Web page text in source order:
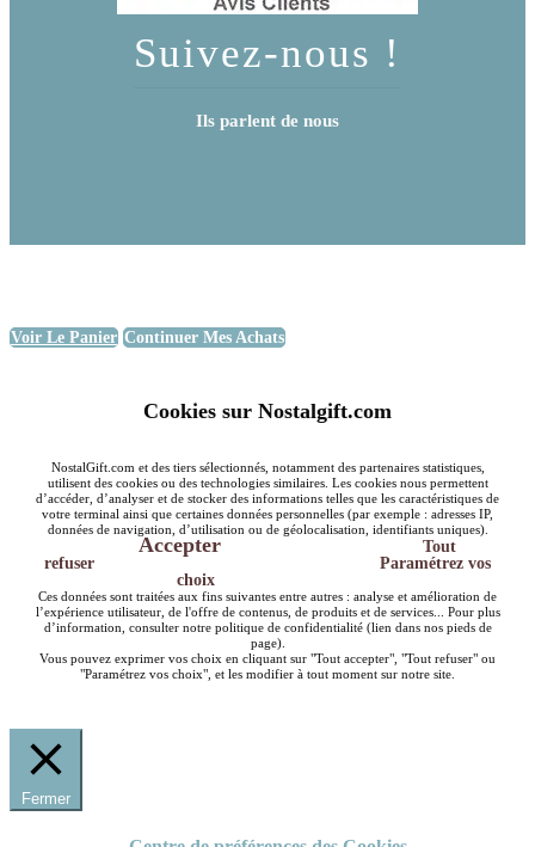
Suivez-nous !
Ils parlent de nous
Voir Le Panier Continuer Mes Achats
Cookies sur Nostalgift.com
NostalGift.com et des tiers sélectionnés, notamment des partenaires statistiques,
utilisent des cookies ou des technologies similaires. Les cookies nous permettent
d’accéder, d’analyser et de stocker des informations telles que les caractéristiques de
votre terminal ainsi que certaines données personnelles (par exemple : adresses IP,
données de navigation, d’utilisation ou de géolocalisation, identifiants uniques).
Accepter
Tout
refuser
Paramétrez vos
choix
Ces données sont traitées aux fins suivantes entre autres : analyse et amélioration de
l’expérience utilisateur, de l'offre de contenus, de produits et de services... Pour plus
d’information, consulter notre politique de confidentialité (lien dans nos pieds de
page).
Vous pouvez exprimer vos choix en cliquant sur "Tout accepter", "Tout refuser" ou
"Paramétrez vos choix", et les modifier à tout moment sur notre site.
Fermer